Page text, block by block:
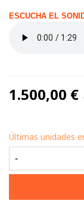
ESCUCHA EL
1.500,00 €
Últimas unidades
-